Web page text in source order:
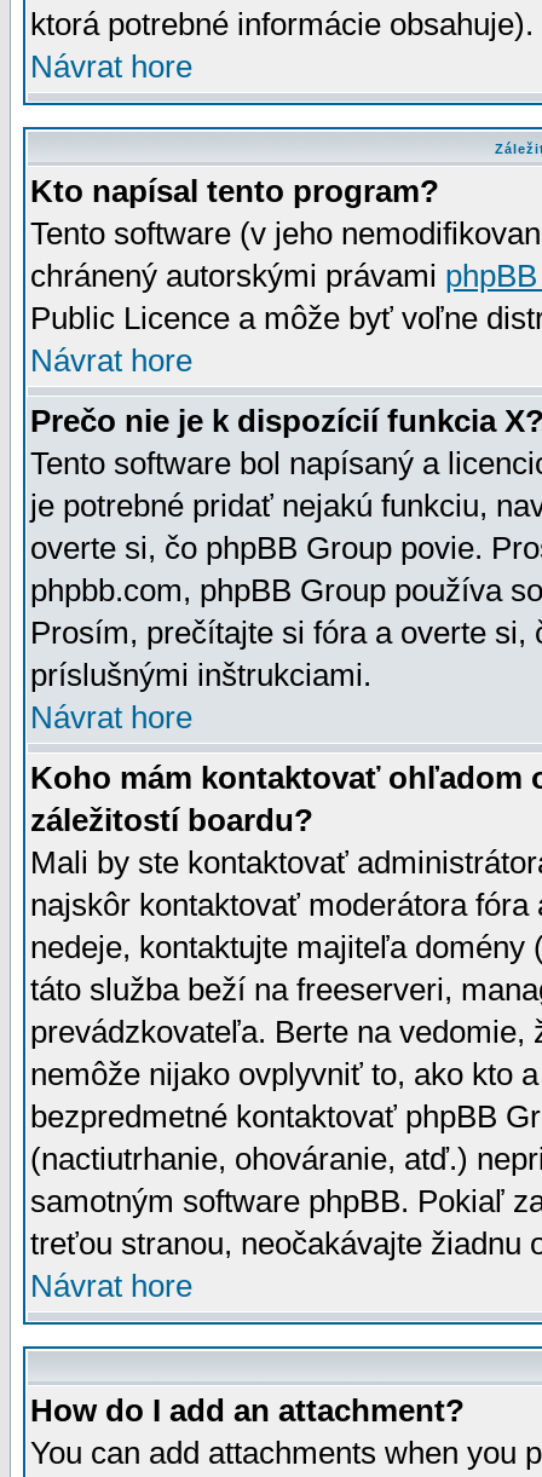
ktorá potrebné informácie
Návrat hore
Kto napísal tento program?
Tento software (v jeho
chránený autorskými právami
Public Licence a môže byť voľne
Návrat hore
Prečo nie je k dispozícií funkcia
Tento software bol napísaný a
je potrebné pridať nejakú funkciu,
overte si, čo phpBB Group povie.
phpbb.com, phpBB Group používa
Prosím, prečítajte si fóra a overte
príslušnými inštrukciami.
Návrat hore
Koho mám kontaktovať ohľadom
záležitostí boardu?
Mali by ste kontaktovať
najskôr kontaktovať moderátora
nedeje, kontaktujte majiteľa
táto služba beží na freeserveri,
prevádzkovateľa. Berte na vedomie,
nemôže nijako ovplyvniť to, ako kto
bezpredmetné kontaktovať phpBB
(nactiutrhanie, ohováranie, atď.)
samotným software phpBB. Pokiaľ
treťou stranou, neočakávajte žiadnu
Návrat hore
How do I add an attachment?
You can add attachments when you